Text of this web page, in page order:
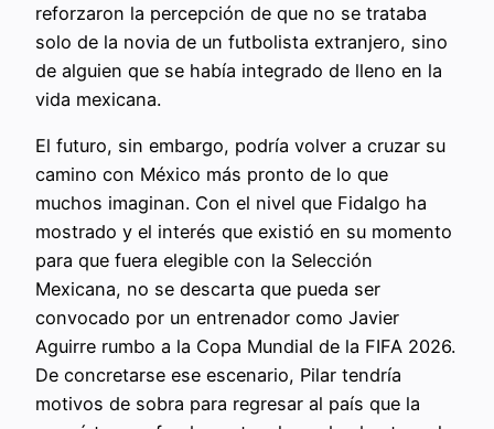
reforzaron la percepción de que no se trataba
solo de la novia de un futbolista extranjero, sino
de alguien que se había integrado de lleno en la
vida mexicana.
El futuro, sin embargo, podría volver a cruzar su
camino con México más pronto de lo que
muchos imaginan. Con el nivel que Fidalgo ha
mostrado y el interés que existió en su momento
para que fuera elegible con la Selección
Mexicana, no se descarta que pueda ser
convocado por un entrenador como Javier
Aguirre rumbo a la Copa Mundial de la FIFA 2026.
De concretarse ese escenario, Pilar tendría
motivos de sobra para regresar al país que la